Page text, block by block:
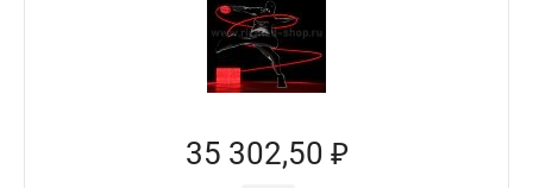
35 302,50 ₽